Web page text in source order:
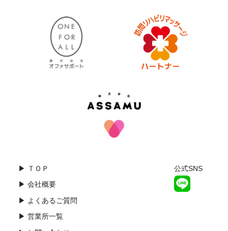
▶ ＴＯＰ
▶ 会社概要
▶ よくあるご質問
▶ 営業所一覧
公式SNS